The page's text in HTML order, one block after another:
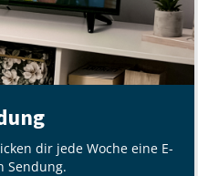
dir jede Woche eine E-
Sendung.